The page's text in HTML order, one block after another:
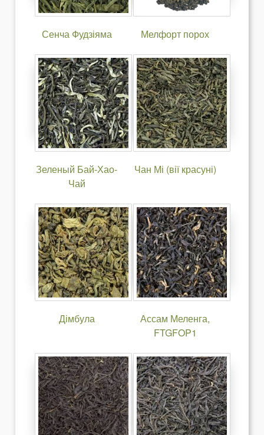
Сенча Фудзіяма Мелфорт порох
Зеленый Бай-Хао-
Чай
Чан Мі (вії красуні)
Дімбула
Ассам Меленга,
FTGFOP1